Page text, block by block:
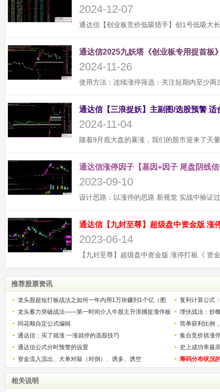
2024-12-07
通达信2025九妖塔《创业板专用捉首板
2024-11-26
2024-11-04
通达信涨停因子【基因+因子 尾盘阴线
2023-09-10
2023-06-14
推荐股票资讯
龙头股超短打板战法之如何一年内用1万块赚到1个亿（图
解）
复利计算公式
少？
龙头蓄力突破战法——第一时间介入牛股主升浪捕捉涨停板
的技巧（图解）
埋伏战法：炒
同花顺自定公式编辑
简单获利比例
用
通达信：买了就涨 一涨就停的选股技巧
集合竞价抓涨
通达信公式分时预警的设置
史上成功率最
称选股法宝！
资金流入流出、大单对敲（对倒）、诱多、诱空 筹码分布状况
相关说明